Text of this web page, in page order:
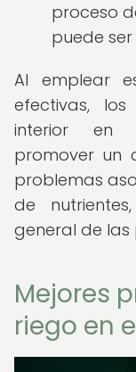
proceso
puede
Al emplear
efectivas,
interior en
promover un
problemas
de
general de las
Mejores
riego en